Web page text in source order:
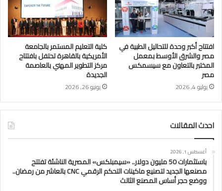
افتتاح أكبر وحدة للتحاليل الطبية في
مصر والشرق الأوسط بمعمل
المختبر بالتعاون مع سيسمكس
مصر
يوليو 4, 2026
كلية التعليم المستمر بالجامعة
الأمريكية بالقاهرة تحتفل بافتتاح
مركز التطوير المهني بالعاصمة
الجديدة
يونيو 26, 2026
احدث المقالات
أغسطس 1, 2026
باستثمارات 50 مليون دولار.. «سيمبلكس» المصرية الناشئة تفتتح
مصنعها الجديد لتصنيع ماكينات التحكم الرقمي CNC بالعاشر من رمضان..
ووضع حجر أساس المصنع الثالث